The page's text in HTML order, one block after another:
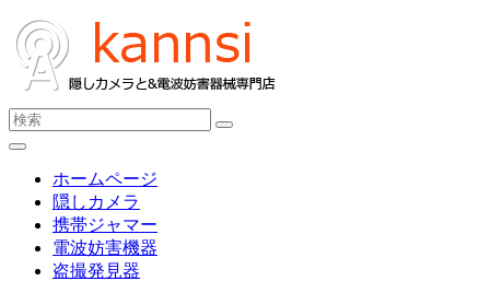
ホームページ
隠しカメラ
携帯ジャマー
電波妨害機器
盗撮発見器